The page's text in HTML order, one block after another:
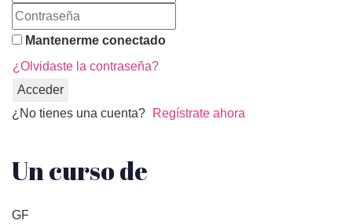
Mantenerme conectado
¿Olvidaste la contraseña?
Acceder
¿No tienes una cuenta?
Regístrate ahora
Un curso de
GF